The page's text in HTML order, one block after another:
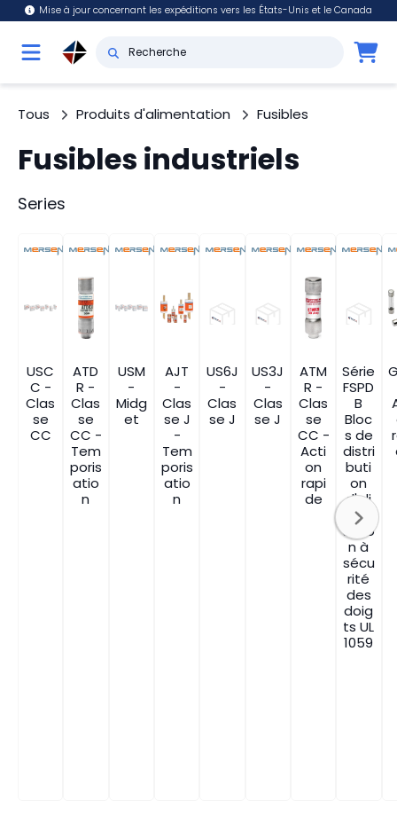
Mise à jour concernant les expéditions vers les États-Unis et le Canada
Tous Produits d'alimentation Fusibles
Fusibles industriels
Series
USC
C -
Clas
se
CC
ATD
R -
Clas
se
CC -
Tem
poris
atio
n
USM
-
Midg
et
AJT
-
Clas
se J
-
Tem
poris
atio
n
US6J
-
Clas
se J
US3J
-
Clas
se J
ATM
R -
Clas
se
CC -
Acti
on
rapi
de
Série
FSPD
B
Bloc
s de
distri
buti
on
d'ali
men
tatio
n à
sécu
rité
des
doig
ts UL
1059